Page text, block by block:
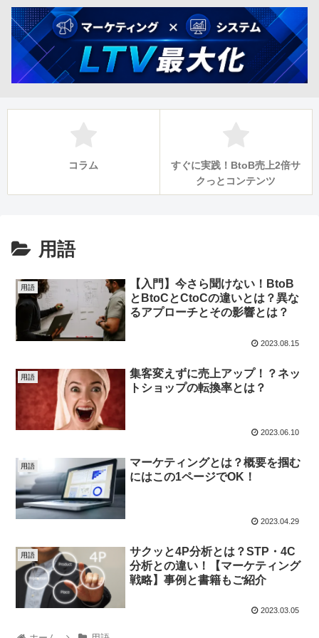
コラム
すぐに実践！BtoB売上2倍サ
クっとコンテンツ
用語
用語
【入門】今さら聞けない！BtoB
とBtoCとCtoCの違いとは？異な
るアプローチとその影響とは？
2023.08.15
用語
集客変えずに売上アップ！？ネッ
トショップの転換率とは？
2023.06.10
用語
マーケティングとは？概要を掴む
にはこの1ページでOK！
2023.04.29
用語
サクッと4P分析とは？STP・4C
分析との違い！【マーケティング
戦略】事例と書籍もご紹介
2023.03.05